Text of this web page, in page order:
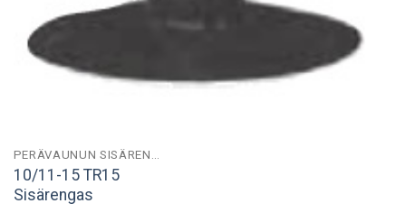
PERÄVAUNUN SISÄRENKAAT
10/11-15 TR15
Sisärengas